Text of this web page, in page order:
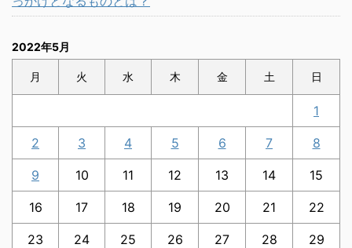
2022年5月
月 火 水 木 金 土 日
1
2 3 4 5 6 7 8
9 10 11 12 13 14 15
16 17 18 19 20 21 22
23 24 25 26 27 28 29